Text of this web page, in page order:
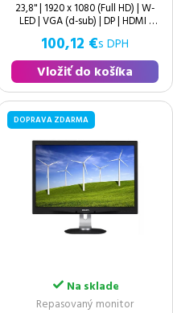
23,8" | 1920 x 1080 (Full HD) | W-
LED | VGA (d-sub) | DP | HDMI |
100,12 €s DPH
Vložiť do košíka
DOPRAVA ZDARMA
Na sklade
Repasovaný monitor